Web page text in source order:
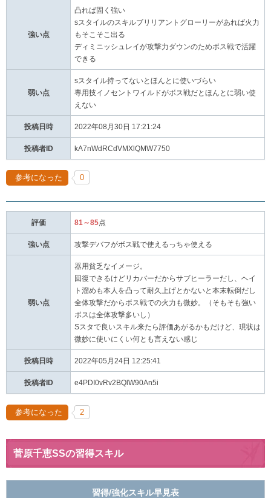
強い点
凸れば固く強い
sスタイルのスキルブリリアントグローリーがあれば火力
もそこそこ出る
ディミニッシュレイが攻撃力ダウンのためボス戦で活躍
できる
弱い点
sスタイル持ってないとほんとに使いづらい
専用技イノセントワイルドがボス戦だとほんとに弱い使
えない
投稿日時 2022年08月30日 17:21:24
投稿者ID kA7nWdRCdVMXlQMW7750
参考になった 0
評価 81～85点
強い点 攻撃デバフがボス戦で使えるっちゃ使える
弱い点
器用貧乏なイメージ。
回復できるけどリカバーだからサブヒーラーだし、ヘイ
ト溜めも本人を凸って耐久上げとかないと本末転倒だし
全体攻撃だからボス戦での火力も微妙。（そもそも強い
ボスは全体攻撃多いし）
Sスタで良いスキル来たら評価あがるかもだけど、現状は
微妙に使いにくい何とも言えない感じ
投稿日時 2022年05月24日 12:25:41
投稿者ID e4PDI0vRv2BQlW90An5i
参考になった 2
菅原千恵SSの習得スキル
習得/強化スキル早見表